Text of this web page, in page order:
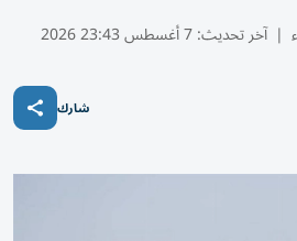
| آخر تحديث:7 أغسطس 23:43 2026
شارك